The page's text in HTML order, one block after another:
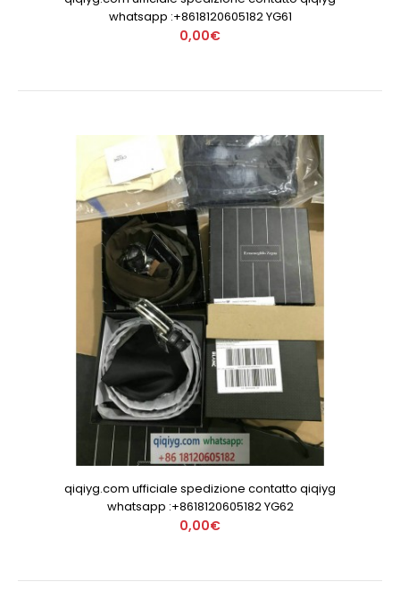
whatsapp :+8618120605182 YG61
0,00€
qiqiyg.com ufficiale spedizione contatto qiqiyg
whatsapp :+8618120605182 YG62
0,00€